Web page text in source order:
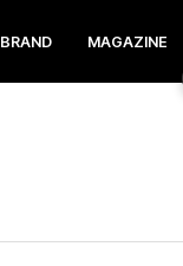
BRAND MAGAZINE